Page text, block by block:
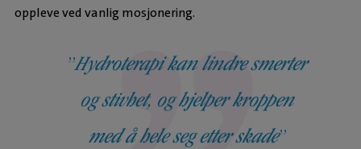
oppleve ved vanlig mosjonering.
Hydroterapi kan lindre smerter
og stivhet, og hjelper kroppen
med å hele seg etter skade